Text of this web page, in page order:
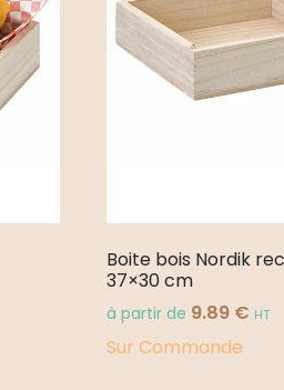
Boite bois Nordik
37×30 cm
à partir de 9.89 € HT
Sur Commande